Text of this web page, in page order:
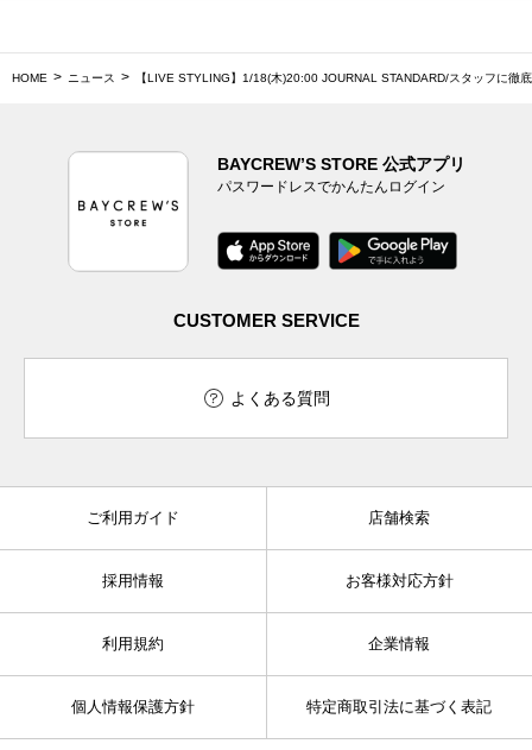
HOME ニュース 【LIVE STYLING】1/18(木)20:00 JOURNAL STANDARD/スタッフに徹
BAYCREW’S STORE 公式アプリ
パスワードレスでかんたんログイン
CUSTOMER SERVICE
よくある質問
ご利用ガイド 店舗検索
採用情報 お客様対応方針
利用規約 企業情報
個人情報保護方針 特定商取引法に基づく表記